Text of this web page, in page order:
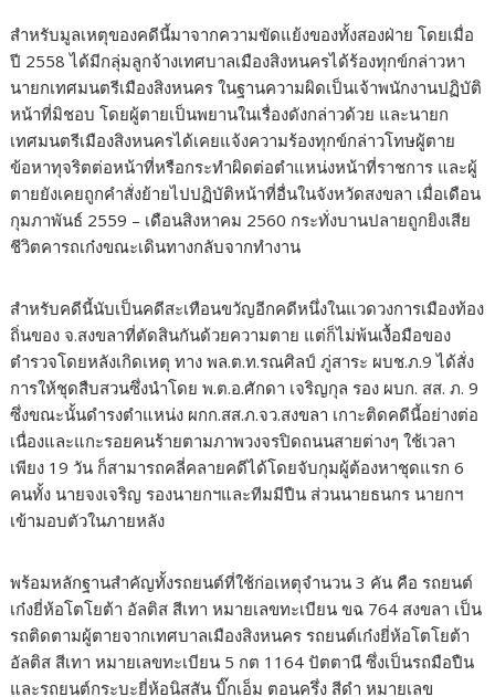
สำหรับมูลเหตุของคดีนี้มาจากความขัดแย้งของทั้งสองฝ่าย โดยเมื่อ
ปี 2558 ได้มีกลุ่มลูกจ้างเทศบาลเมืองสิงหนครได้ร้องทุกข์กล่าวหา
นายกเทศมนตรีเมืองสิงหนคร ในฐานความผิดเป็นเจ้าพนักงานปฏิบัติ
หน้าที่มิชอบ โดยผู้ตายเป็นพยานในเรื่องดังกล่าวด้วย และนายก
เทศมนตรีเมืองสิงหนครได้เคยแจ้งความร้องทุกข์กล่าวโทษผู้ตาย
ข้อหาทุจริตต่อหน้าที่หรือกระทำผิดต่อตำแหน่งหน้าที่ราชการ และผู้
ตายยังเคยถูกคำสั่งย้ายไปปฏิบัติหน้าที่อื่นในจังหวัดสงขลา เมื่อเดือน
กุมภาพันธ์ 2559 – เดือนสิงหาคม 2560 กระทั่งบานปลายถูกยิงเสีย
ชีวิตคารถเก๋งขณะเดินทางกลับจากทำงาน
สำหรับคดีนี้นับเป็นคดีสะเทือนขวัญอีกคดีหนึ่งในแวดวงการเมืองท้อง
ถิ่นของ จ.สงขลาที่ตัดสินกันด้วยความตาย แต่ก็ไม่พ้นเงื้อมือของ
ตำรวจโดยหลังเกิดเหตุ ทาง พล.ต.ท.รณศิลป์ ภู่สาระ ผบช.ภ.9 ได้สั่ง
การให้ชุดสืบสวนซึ่งนำโดย พ.ต.อ.ศักดา เจริญกุล รอง ผบก. สส. ภ. 9
ซึ่งขณะนั้นดำรงตำแหน่ง ผกก.สส.ภ.จว.สงขลา เกาะติดคดีนี้อย่างต่อ
เนื่องและแกะรอยคนร้ายตามภาพวงจรปิดถนนสายต่างๆ ใช้เวลา
เพียง 19 วัน ก็สามารถคลี่คลายคดีได้โดยจับกุมผู้ต้องหาชุดแรก 6
คนทั้ง นายจงเจริญ รองนายกฯและทีมมีปืน ส่วนนายธนกร นายกฯ
เข้ามอบตัวในภายหลัง
พร้อมหลักฐานสำคัญทั้งรถยนต์ที่ใช้ก่อเหตุจำนวน 3 คัน คือ รถยนต์
เก๋งยี่ห้อโตโยต้า อัลติส สีเทา หมายเลขทะเบียน ขฉ 764 สงขลา เป็น
รถติดตามผู้ตายจากเทศบาลเมืองสิงหนคร รถยนต์เก๋งยี่ห้อโตโยต้า
อัลติส สีเทา หมายเลขทะเบียน 5 กต 1164 ปัตตานี ซึ่งเป็นรถมือปืน
และรถยนต์กระบะยี่ห้อนิสสัน บิ๊กเอ็ม ตอนครึ่ง สีดำ หมายเลข